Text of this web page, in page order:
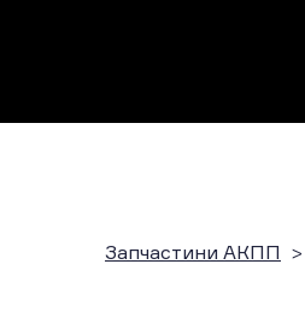
Запчастини АКПП